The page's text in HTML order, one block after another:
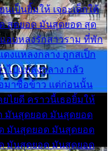
เป็นยิ้มให้ เจอะเด็กใต้
สุดยอด มันสุดยอด สุด
อบหลงรักสาวราม ที่พัก
ดงแหลงกลาง ถูกสเป็ก
ไปแหลงกลาง กลัว
มาซื้อข้าว แต่ก่อนนั้น
ยไยดี คราวนี้เธอยิ้มให้
มันสุดยอด มันสุดยอด
มันสุดยอด มันสุดยอด
มันสุดยอด มันสุดยอด